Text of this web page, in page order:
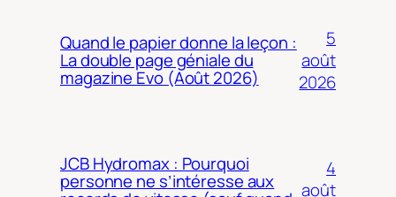
Quand le papier donne la leçon :
La double page géniale du
magazine Evo (Août 2026)
5
août
2026
JCB Hydromax : Pourquoi
personne ne s’intéresse aux
4
août